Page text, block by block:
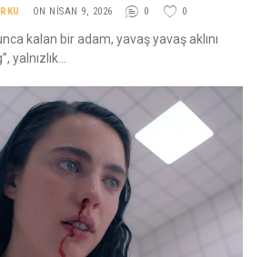
ON NISAN 9, 2026 0 0
kalan bir adam, yavaş yavaş aklını
yalnızlık…